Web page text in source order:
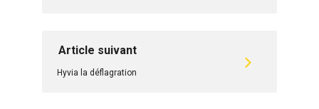
Article suivant
Hyvia la déflagration